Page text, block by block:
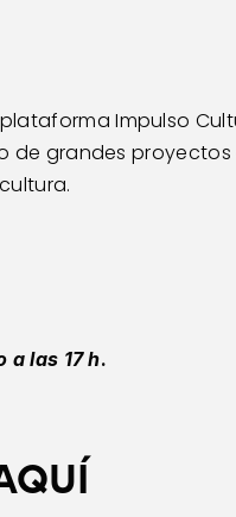
Impulso
de grandes
a las 17 h.